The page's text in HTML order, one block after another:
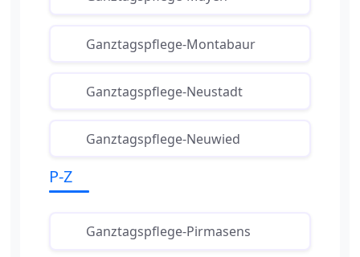
Ganztagspflege-Montabaur
Ganztagspflege-Neustadt
Ganztagspflege-Neuwied
P-Z
Ganztagspflege-Pirmasens